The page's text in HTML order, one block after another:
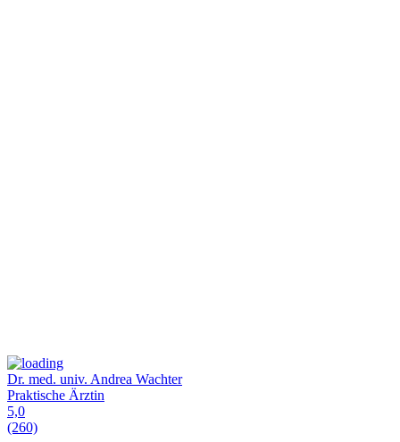
Dr. med. univ. Andrea Wachter
Praktische Ärztin
5,0
(260)